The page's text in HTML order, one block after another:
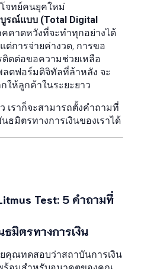
จทย์คนยุคใหม่
รณ์แบบ (Total Digital
คคาดหวังที่จะทำทุกอย่างได้
ต่การจ่ายค่างวด, การขอ
ติดต่อขอความช่วยเหลือ
ตฟอร์มดิจิทัลที่ล้าหลัง จะ
ให้ลูกค้าในระยะยาว
เราก็จะสามารถตั้งคำถามที่
ธมิตรทางการเงินของเราได้
Test: 5 คำถามที่
มิตรทางการเงิน
คุณทดสอบว่าสถาบันการเงิน